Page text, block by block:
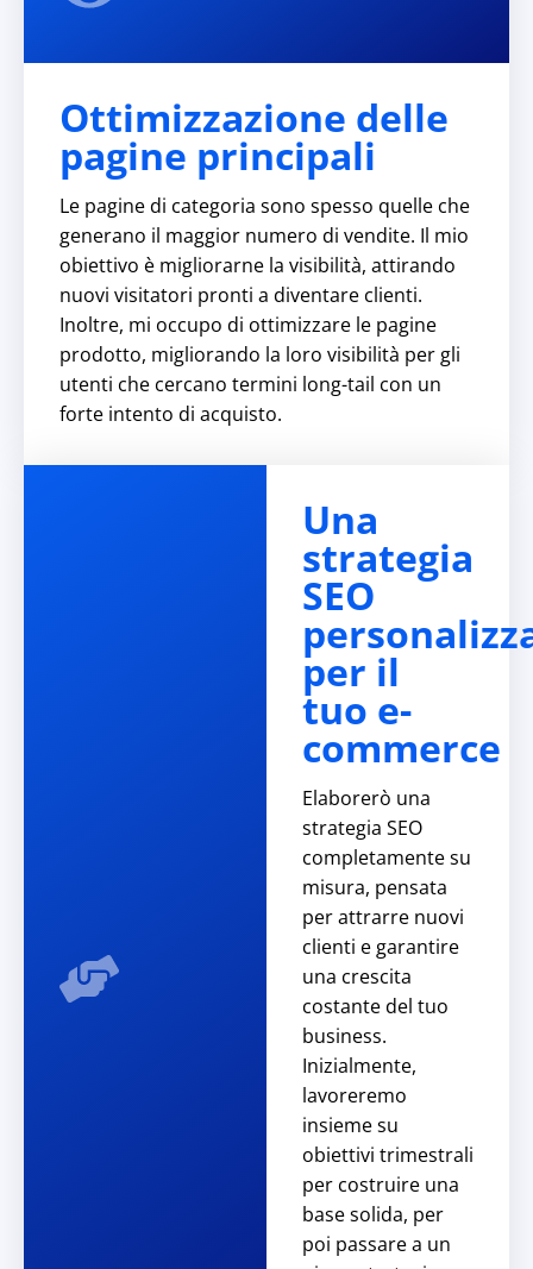
Ottimizzazione delle
pagine principali
Le pagine di categoria sono spesso quelle che
generano il maggior numero di vendite. Il mio
obiettivo è migliorarne la visibilità, attirando
nuovi visitatori pronti a diventare clienti.
Inoltre, mi occupo di ottimizzare le pagine
prodotto, migliorando la loro visibilità per gli
utenti che cercano termini long-tail con un
forte intento di acquisto.
Una
strategia
SEO
per il
tuo e-
commerce
Elaborerò una
strategia SEO
completamente su
misura, pensata
per attrarre nuovi
clienti e garantire
una crescita
costante del tuo
business.
Inizialmente,
lavoreremo
insieme su
obiettivi trimestrali
per costruire una
base solida, per
poi passare a un